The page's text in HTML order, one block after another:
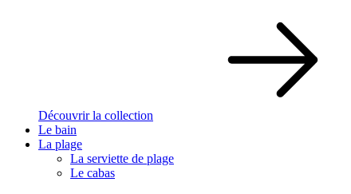
Découvrir la collection
Le bain
La plage
La serviette de plage
Le cabas